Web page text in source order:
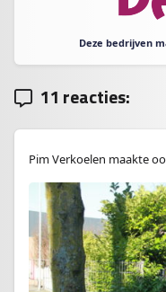
Deze bedrijven
11 reacties:
Pim Verkoelen maakte